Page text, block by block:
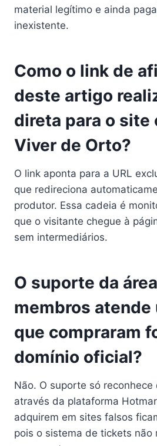
material legítimo e ainda
inexistente.
Como o link de
deste artigo
direta para o site
Viver de Orto?
O link aponta para a URL
que redireciona
produtor. Essa cadeia é
que o visitante chegue à
sem intermediários.
O suporte da
membros atende
que compraram
domínio oficial?
Não. O suporte só
através da plataforma
adquirem em sites falsos
pois o sistema de tickets não